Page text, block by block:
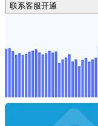
联系客服开通